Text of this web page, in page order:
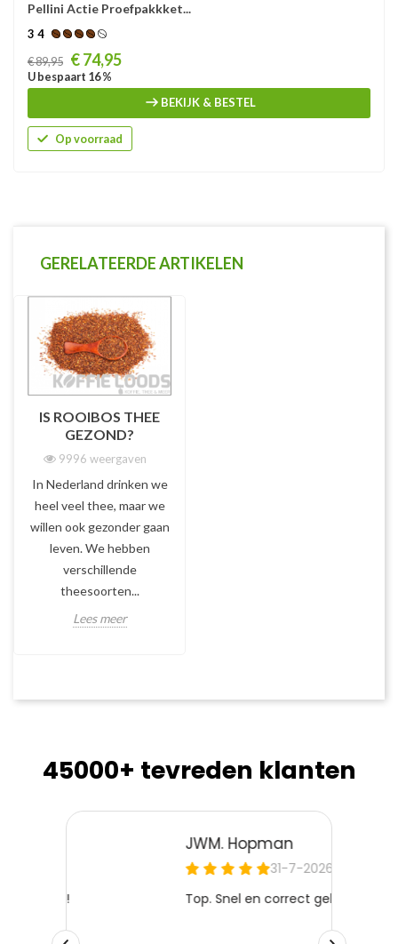
Pellini Actie Proefpakkket...
3 4
Prijs
€ 89,95 € 74,95
U bespaart 16 %
BEKIJK & BESTEL
Op voorraad
GERELATEERDE ARTIKELEN
IS ROOIBOS THEE
GEZOND?
9996 weergaven
In Nederland drinken we
heel veel thee, maar we
willen ook gezonder gaan
leven. We hebben
verschillende
theesoorten...
Lees meer
45000+ tevreden klanten